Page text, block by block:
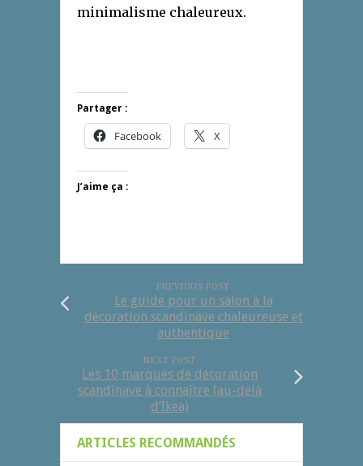
minimalisme chaleureux.
Partager :
Facebook X
J’aime ça :
PREVIOUS POST
Le guide pour un salon à la
décoration scandinave chaleureuse et
authentique
NEXT POST
Les 10 marques de décoration
scandinave à connaître (au-delà
d’Ikea)
ARTICLES RECOMMANDÉS